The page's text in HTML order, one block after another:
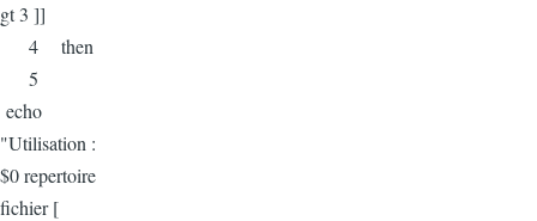
gt 3 ]]
4 then
5
echo
"Utilisation :
$0 repertoire
fichier [